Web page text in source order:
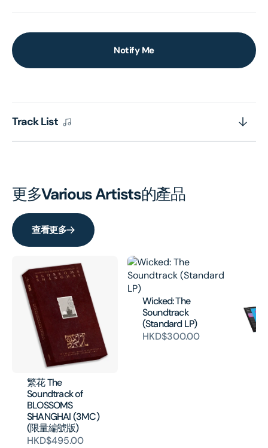
Notify Me
Track List
更多Various Artists的產品
查看更多
繁花 The
Soundtrack of
BLOSSOMS
SHANGHAI (3MC)
(限量編號版)
HKD$495.00
Wicked: The
Soundtrack
(Standard LP)
HKD$300.00